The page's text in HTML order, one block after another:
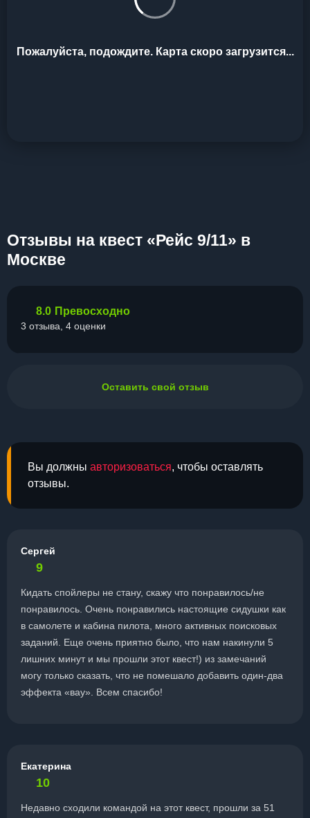
Пожалуйста, подождите. Карта скоро загрузится...
Отзывы на квест «Рейс 9/11» в
Москве
Вы должны авторизоваться, чтобы оставлять
отзывы.
Сергей
9
Кидать спойлеры не стану, скажу что понравилось/не
понравилось. Очень понравились настоящие сидушки как
в самолете и кабина пилота, много активных поисковых
заданий. Еще очень приятно было, что нам накинули 5
лишних минут и мы прошли этот квест!) из замечаний
могу только сказать, что не помешало добавить один-два
эффекта «вау». Всем спасибо!
Екатерина
10
Недавно сходили командой на этот квест, прошли за 51
8.0 Превосходно
3 отзыва, 4 оценки
Оставить свой отзыв